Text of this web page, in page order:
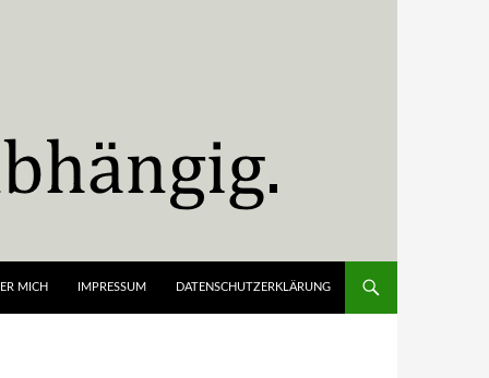
MICH IMPRESSUM DATENSCHUTZERKLÄRUNG